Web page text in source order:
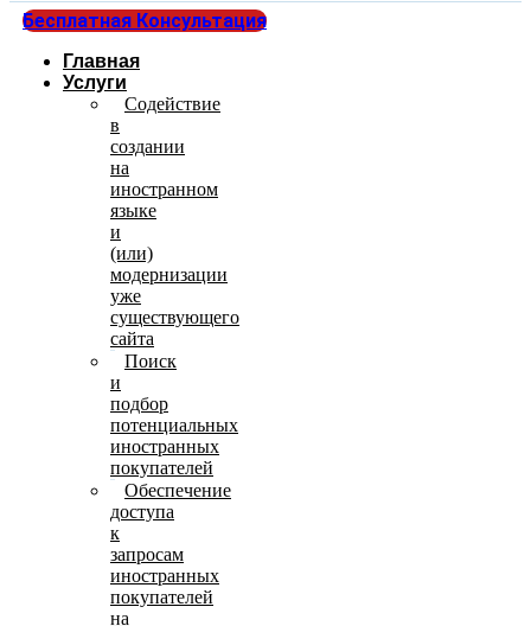
Бесплатная Консультация
Главная
Услуги
Содействие
в
создании
на
иностранном
языке
и
(или)
модернизации
уже
существующего
сайта
Поиск
и
подбор
потенциальных
иностранных
покупателей
Обеспечение
доступа
к
запросам
иностранных
покупателей
на